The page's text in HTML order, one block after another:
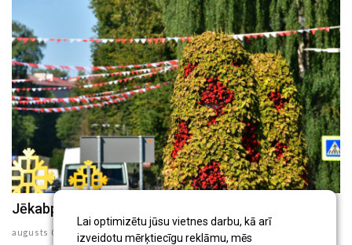
Lai optimizētu jūsu vietnes darbu, kā arī
izveidotu mērķtiecīgu reklāmu, mēs
Jēkabpils Radio1 ziņas 2026.gada 6.augustā
augusts 06 , 2026